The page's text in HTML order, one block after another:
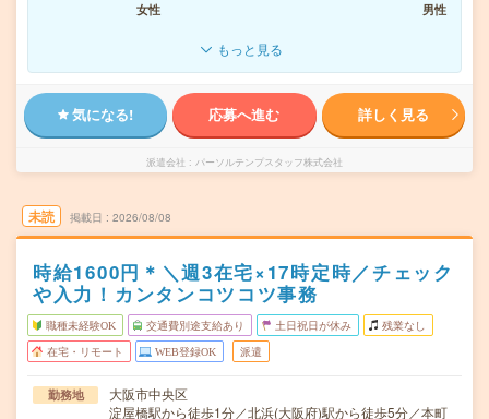
女性
男性
もっと見る
気になる! 応募へ進む 詳しく見る
派遣会社 パーソルテンプスタッフ株式会社
未読 掲載日 2026/08/08
時給1600円＊＼週3在宅×17時定時／チェック
や入力！カンタンコツコツ事務
職種未経験OK 交通費別途支給あり 土日祝日が休み 残業なし
在宅・リモート WEB登録OK 派遣
勤務地
大阪市中央区
淀屋橋駅から徒歩1分／北浜(大阪府)駅から徒歩5分／本町